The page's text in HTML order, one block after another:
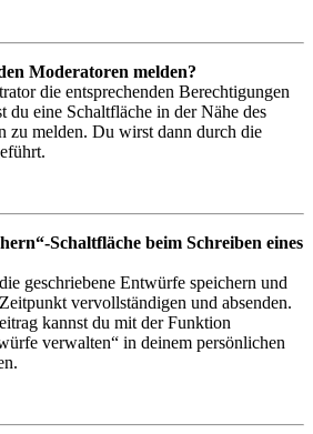
Moderatoren melden?
die entsprechenden Berechtigungen
du eine Schaltfläche in der Nähe des
zu melden. Du wirst dann durch die
Schaltfläche beim Schreiben eines
geschriebene Entwürfe speichern und
vervollständigen und absenden.
kannst du mit der Funktion
verwalten“ in deinem persönlichen